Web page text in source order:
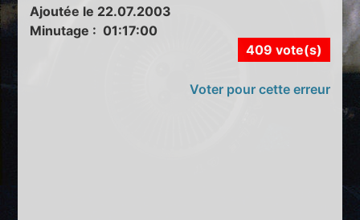
Ajoutée le 22.07.2003
Minutage : 01:17:00
409 vote(s)
Voter pour cette erreur